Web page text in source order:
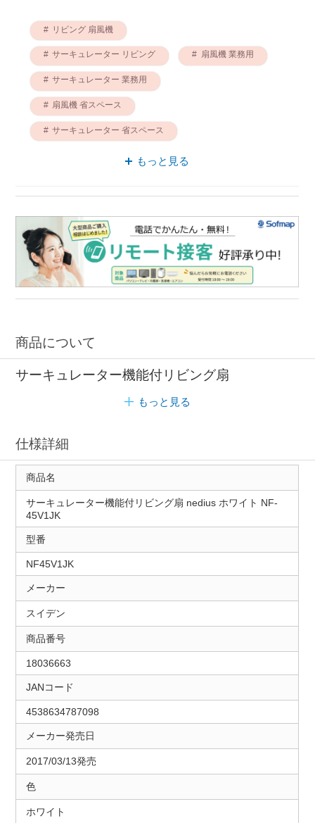
リビング 扇風機
サーキュレーター リビング 扇風機 業務用
サーキュレーター 業務用
扇風機 省スペース
サーキュレーター 省スペース
扇風機 冷暖
もっと見る
商品について
サーキュレーター機能付リビング扇
もっと見る
仕様詳細
商品名
サーキュレーター機能付リビング扇 nedius ホワイト NF-
45V1JK
型番
NF45V1JK
メーカー
スイデン
商品番号
18036663
JANコード
4538634787098
メーカー発売日
2017/03/13発売
色
ホワイト